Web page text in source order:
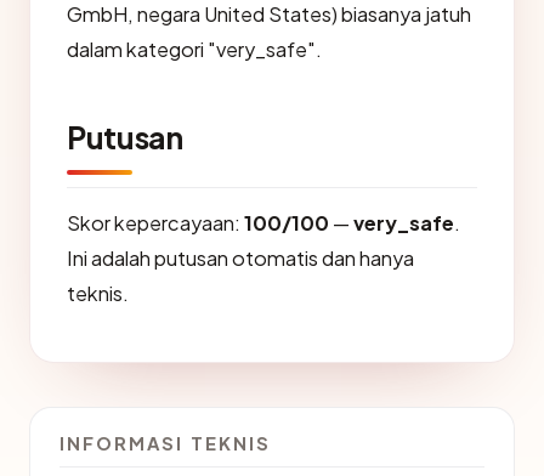
GmbH, negara United States) biasanya jatuh
dalam kategori "very_safe".
Putusan
Skor kepercayaan: 100/100 —very_safe.
Ini adalah putusan otomatis dan hanya
teknis.
INFORMASI TEKNIS